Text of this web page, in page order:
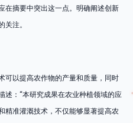
在摘要中突出这一点。明确阐述创新
关注。
可以提高农作物的产量和质量，同时
述：“本研究成果在农业种植领域的应
精准灌溉技术，不仅能够显著提高农